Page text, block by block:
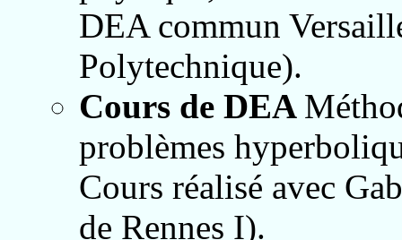
DEA commun
Polytechnique).
Cours de DEA
problèmes
Cours réalisé avec
de Rennes I).